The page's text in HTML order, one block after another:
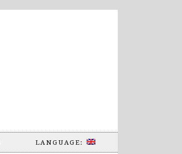
LANGUAGE: